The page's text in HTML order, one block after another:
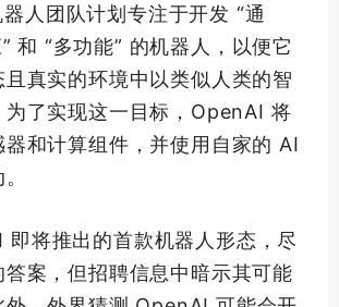
人团队计划专注于开发 “通
和 “多功能” 的机器人，以便它
真实的环境中以类似人类的智
为了实现这一目标，OpenAI 将
器和计算组件，并使用自家的 AI
即将推出的首款机器人形态，尽
案，但招聘信息中暗示其可能